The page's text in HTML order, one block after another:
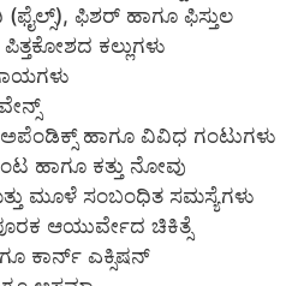
ಫಿಶರ್ ಹಾಗೂ ಫಿಸ್ತುಲ
ಕಲ್ಲುಗಳು
ಹಾಗೂ ವಿವಿಧ ಗಂಟುಗಳು
ಹಾಗೂ ಕತ್ತು ನೋವು
ಮೂಳೆ ಸಂಬಂಧಿತ ಸಮಸ್ಯೆಗಳು
ಆಯುರ್ವೇದ ಚಿಕಿತ್ಸೆ
ಕಾರ್ನ್ ಎಕ್ಸಿಷನ್